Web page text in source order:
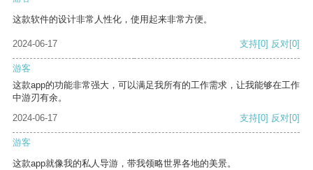
这款软件的设计非常人性化，使用起来非常方便。
2024-06-17 支持[0] 反对[0]
游客
这款app的功能非常强大，可以满足我所有的工作需求，让我能够在工作
中游刃有余。
2024-06-17
支持[0] 反对[0]
游客
这款app就像我的私人导游，带我领略世界各地的美景。